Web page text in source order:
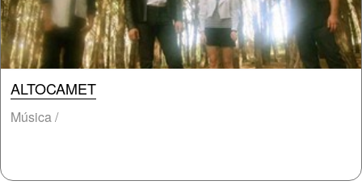
ALTOCAMET
Música /